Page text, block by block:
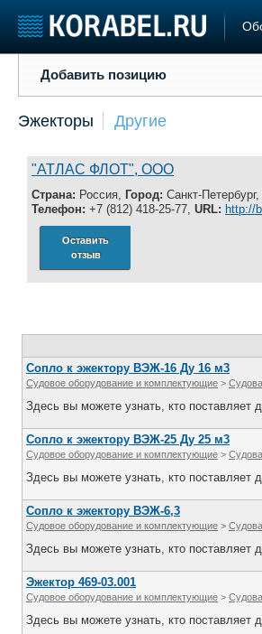
Судостроение
Пульс
Компании
Работа
Крюинг
Журнал
Реклама
Торговая
Доска
Оборудование
Материалы
Добавить позицию
Эжекторы Другие
"АТЛАС ФЛОТ", ООО
Страна: Россия, Город: Санкт-Петербург,
Телефон: +7 (812) 418-25-77, URL: http://
Оставить
отзыв
Сопло к эжектору ВЭЖ-16 Ду 16 м3
Судовое оборудование и комплектующие >
Здесь вы можете узнать, кто поставляет
Сопло к эжектору ВЭЖ-25 Ду 25 м3
Судовое оборудование и комплектующие >
Здесь вы можете узнать, кто поставляет
Сопло к эжектору ВЭЖ-6,3
Судовое оборудование и комплектующие >
Здесь вы можете узнать, кто поставляет
Эжектор 469-03.001
Судовое оборудование и комплектующие >
Здесь вы можете узнать, кто поставляет